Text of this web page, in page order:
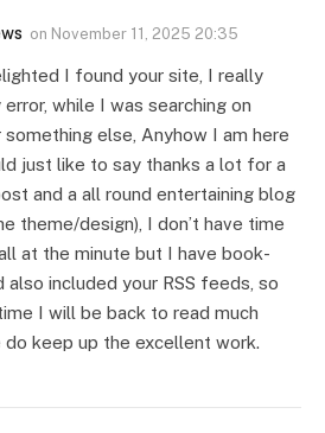
on November 11, 2025 20:35
I found your site, I really
while I was searching on
else, Anyhow I am here
just like to say thanks a lot for a
and a all round entertaining blog
theme/design), I don’t have time
at the minute but I have book-
also included your RSS feeds, so
I will be back to read much
do keep up the excellent work.